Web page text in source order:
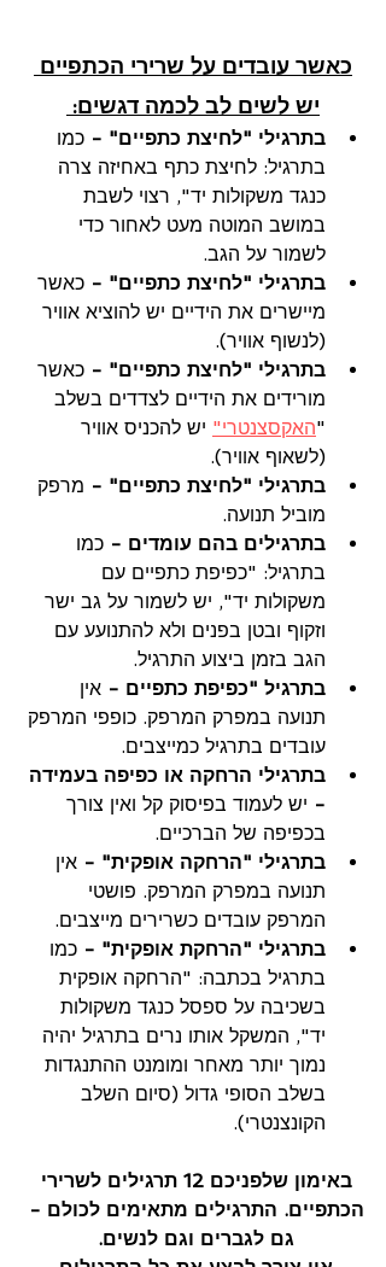
כאשר עובדים על שרירי הכתפיים
יש לשים לב לכמה דגשים:
בתרגילי "לחיצת כתפיים" - כמו
בתרגיל: לחיצת כתף באחיזה צרה
כנגד משקולות יד", רצוי לשבת
במושב המוטה מעט לאחור כדי
לשמור על הגב.
בתרגילי "לחיצת כתפיים" - כאשר
מיישרים את הידיים יש להוציא אוויר
(לנשוף אוויר).
בתרגילי "לחיצת כתפיים" - כאשר
מורידים את הידיים לצדדים בשלב
"האקסצנטרי" יש להכניס אוויר
(לשאוף אוויר).
בתרגילי "לחיצת כתפיים" - מרפק
מוביל תנועה.
בתרגילים בהם עומדים - כמו
בתרגיל: "כפיפת כתפיים עם
משקולות יד", יש לשמור על גב ישר
וזקוף ובטן בפנים ולא להתנועע עם
הגב בזמן ביצוע התרגיל.
בתרגיל "כפיפת כתפיים - אין
תנועה במפרק המרפק. כופפי המרפק
עובדים בתרגיל כמייצבים.
בתרגילי הרחקה או כפיפה בעמידה
- יש לעמוד בפיסוק קל ואין צורך
בכפיפה של הברכיים.
בתרגילי "הרחקה אופקית" - אין
תנועה במפרק המרפק. פושטי
המרפק עובדים כשרירים מייצבים.
בתרגילי "הרחקת אופקית" - כמו
בתרגיל בכתבה: "הרחקה אופקית
בשכיבה על ספסל כנגד משקולות
יד", המשקל אותו נרים בתרגיל יהיה
נמוך יותר מאחר ומומנט ההתנגדות
בשלב הסופי גדול (סיום השלב
הקונצנטרי).
באימון שלפניכם 12 תרגילים לשרירי
הכתפיים. התרגילים מתאימים לכולם -
גם לגברים וגם לנשים.